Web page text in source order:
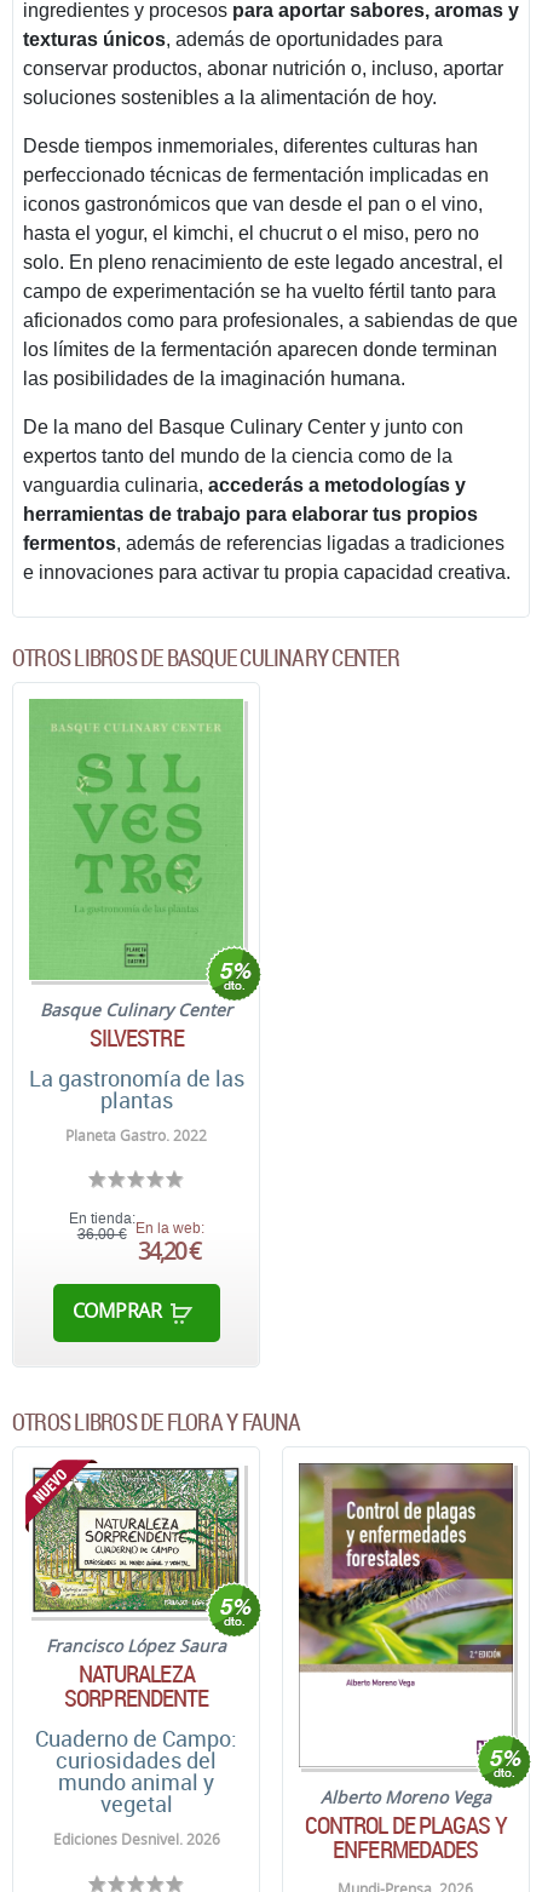
ingredientes y procesos para aportar sabores, aromas y
texturas únicos, además de oportunidades para
conservar productos, abonar nutrición o, incluso, aportar
soluciones sostenibles a la alimentación de hoy.
Desde tiempos inmemoriales, diferentes culturas han
perfeccionado técnicas de fermentación implicadas en
iconos gastronómicos que van desde el pan o el vino,
hasta el yogur, el kimchi, el chucrut o el miso, pero no
solo. En pleno renacimiento de este legado ancestral, el
campo de experimentación se ha vuelto fértil tanto para
aficionados como para profesionales, a sabiendas de que
los límites de la fermentación aparecen donde terminan
las posibilidades de la imaginación humana.
De la mano del Basque Culinary Center y junto con
expertos tanto del mundo de la ciencia como de la
vanguardia culinaria, accederás a metodologías y
herramientas de trabajo para elaborar tus propios
fermentos, además de referencias ligadas a tradiciones
e innovaciones para activar tu propia capacidad creativa.
OTROS LIBROS DE BASQUE CULINARY CENTER
Basque Culinary Center
SILVESTRE
La gastronomía de las
plantas
Planeta Gastro. 2022
En tienda:
36,00 € En la web:
34,20 €
COMPRAR
OTROS LIBROS DE FLORA Y FAUNA
Francisco López Saura
NATURALEZA
SORPRENDENTE
Cuaderno de Campo:
curiosidades del
mundo animal y
vegetal
Ediciones Desnivel. 2026
Alberto Moreno Vega
CONTROL DE PLAGAS Y
ENFERMEDADES